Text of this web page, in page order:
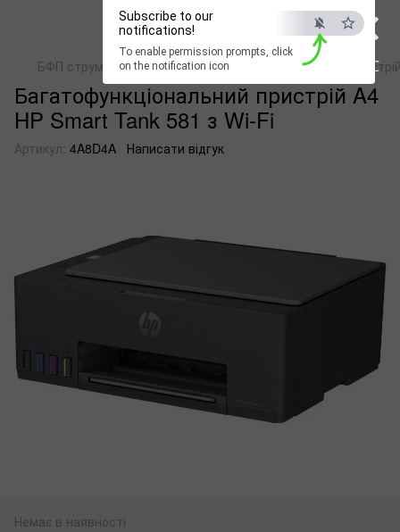
×
ESC
Subscribe to our
notifications!
To enable permission prompts, click
on the notification icon
БФП струменеві кольорові Багатофункціональний
Багатофункціональний пристрій A4
HP Smart Tank 581 з Wi-Fi
Артикул: 4A8D4A Написати відгук
Немає в наявності